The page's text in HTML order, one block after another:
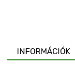
INFORMÁCIÓK